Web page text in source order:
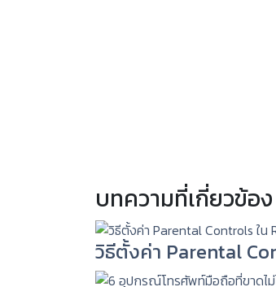
บทความที่เกี่ยวข้อง
วิธีตั้งค่า Parental